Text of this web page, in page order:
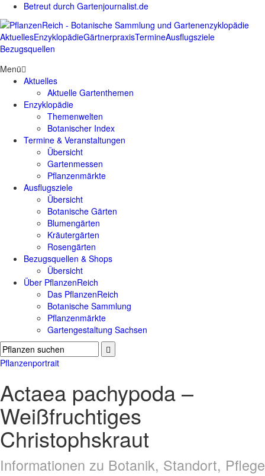
Betreut durch Gartenjournalist.de
AktuellesEnzyklopädieGärtnerpraxisTermineAusflugsziele
Bezugsquellen
Menü
Aktuelles
Aktuelle Gartenthemen
Enzyklopädie
Themenwelten
Botanischer Index
Termine & Veranstaltungen
Übersicht
Gartenmessen
Pflanzenmärkte
Ausflugsziele
Übersicht
Botanische Gärten
Blumengärten
Kräutergärten
Rosengärten
Bezugsquellen & Shops
Übersicht
Über PflanzenReich
Das PflanzenReich
Botanische Sammlung
Pflanzenmärkte
Gartengestaltung Sachsen
Pflanzenportrait
Actaea pachypoda –
Weißfruchtiges
Christophskraut
Informationen zu Botanik, Standort, Pflege